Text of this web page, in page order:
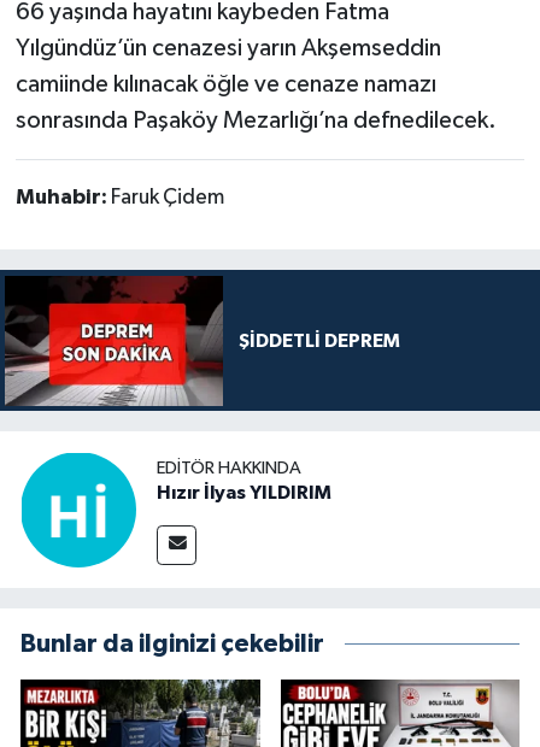
66 yaşında hayatını kaybeden Fatma
Yılgündüz’ün cenazesi yarın Akşemseddin
camiinde kılınacak öğle ve cenaze namazı
sonrasında Paşaköy Mezarlığı’na defnedilecek.
Muhabir: Faruk Çidem
ŞİDDETLİ DEPREM
EDITÖR HAKKINDA
Hızır İlyas YILDIRIM
Bunlar da ilginizi çekebilir